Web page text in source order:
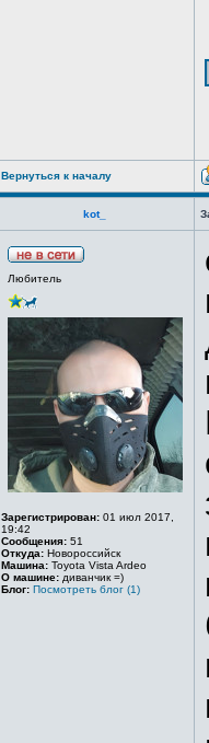
Вернуться к началу
kot_
Любитель
Зарегистрирован: 01 июл 2017,
19:42
Сообщения: 51
Откуда: Новороссийск
Машина: Toyota Vista Ardeo
О машине: диванчик =)
Блог: Посмотреть блог (1)